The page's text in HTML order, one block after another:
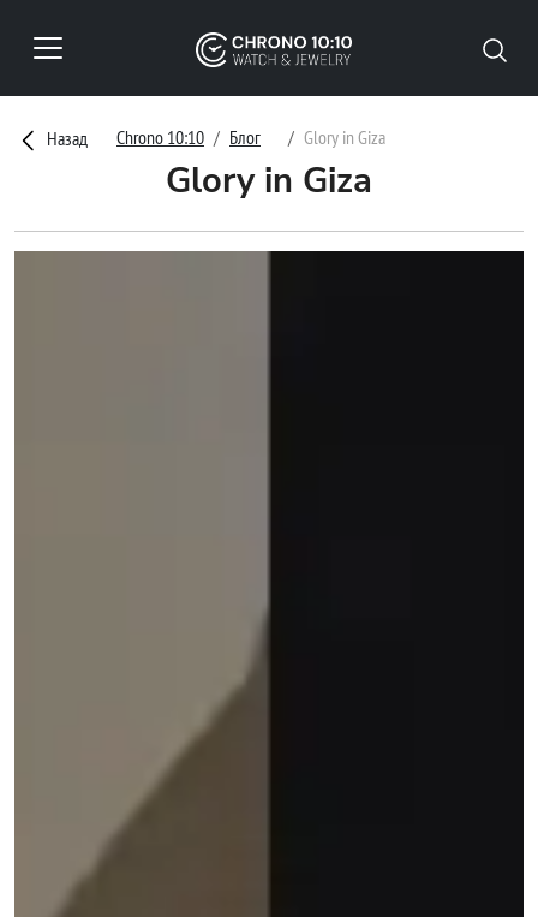
Назад Chrono 10:10 Блог Glory in Giza
Glory in Giza